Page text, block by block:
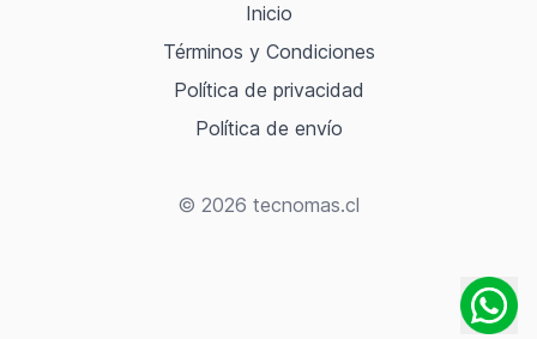
Inicio
Términos y Condiciones
Política de privacidad
Política de envío
© 2026 tecnomas.cl